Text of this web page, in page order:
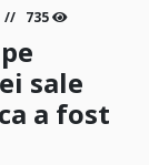
735
sale
a fost